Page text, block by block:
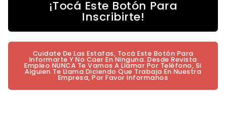
¡Tocá Este Botón Para
Inscribirte!
Cuidate De Las Estafas, Tocá Este Botón Para
Informarte Y No Caer En Ninguna. Desde Revista
Empleo NUNCA Te Vamos A Llamar Por Teléfono, Si
Alguien Te Llama Diciendo Que Trabaja En Nuestra
Empresa, Por Favor Informanos